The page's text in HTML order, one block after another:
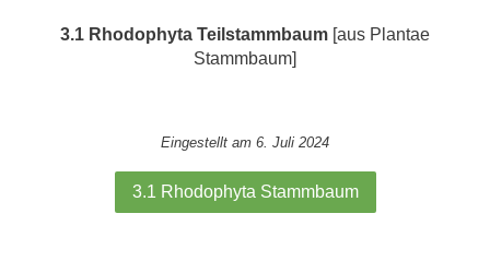
3.1 Rhodophyta Teilstammbaum [aus Plantae
Stammbaum]
Eingestellt am 6. Juli 2024
3.1 Rhodophyta Stammbaum